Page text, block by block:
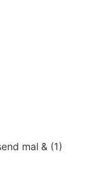
mal & (1)